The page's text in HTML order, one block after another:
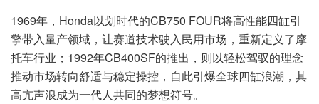
1969年，Honda以划时代的CB750 FOUR将高性能四缸引
擎带入量产领域，让赛道技术驶入民用市场，重新定义了摩
托车行业；1992年CB400SF的推出，则以轻松驾驭的理念
推动市场转向舒适与稳定操控，自此引爆全球四缸浪潮，其
高亢声浪成为一代人共同的梦想符号。